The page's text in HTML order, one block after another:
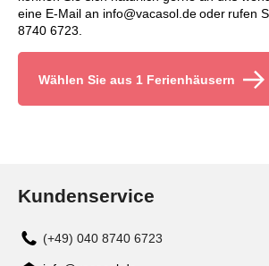
eine E-Mail an info@vacasol.de oder rufen
8740 6723.
Wählen Sie aus 1 Ferienhäusern
Kundenservice
(+49) 040 8740 6723